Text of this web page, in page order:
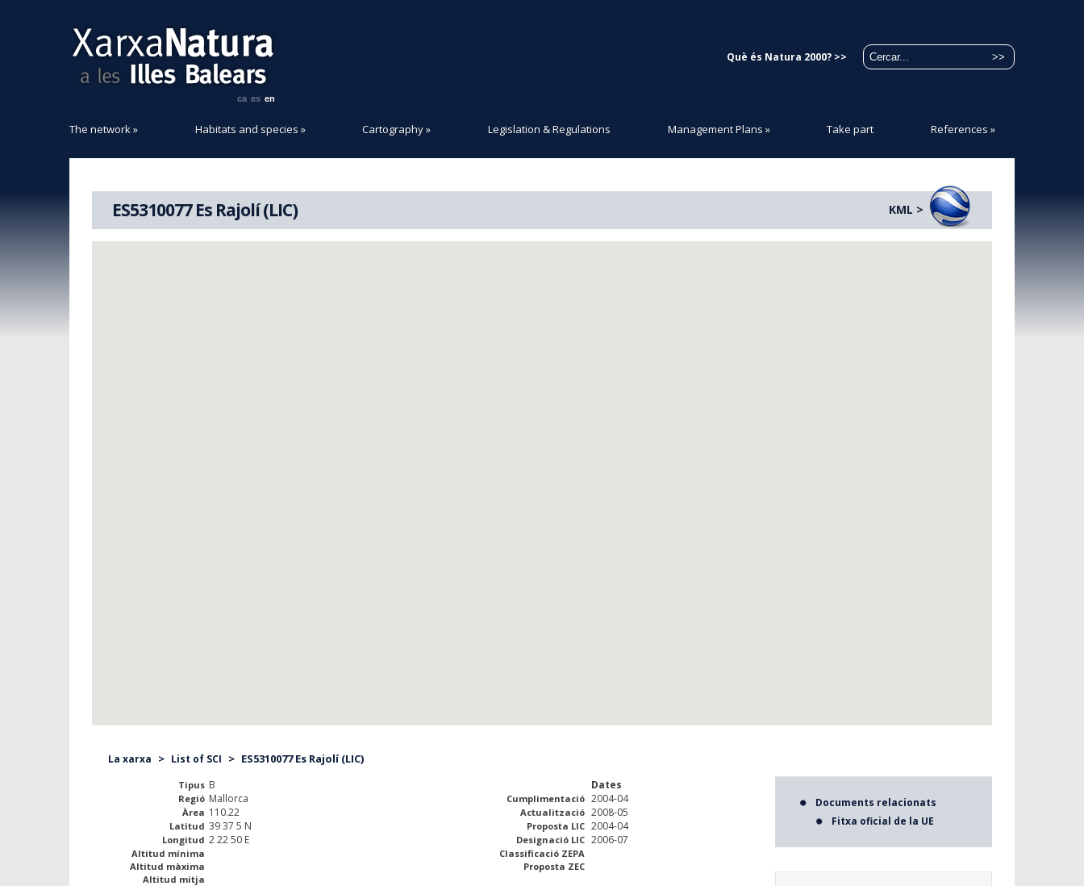
ca es en
Què és Natura 2000? >>
The network» Habitats and species » Cartography» Legislation & Regulations Management Plans » Take part References »
ES5310077 Es Rajolí (LIC) KML >
La xarxa > List of SCI > ES5310077 Es Rajolí (LIC)
Tipus B
Regió Mallorca
Àrea 110.22
Latitud 39 37 5 N
Longitud 2 22 50 E
Altitud mínima
Altitud màxima
Altitud mitja
Dates
Cumplimentació 2004-04
Actualització 2008-05
Proposta LIC 2004-04
Designació LIC 2006-07
Classificació ZEPA
Proposta ZEC
Documents relacionats
Fitxa oficial de la UE